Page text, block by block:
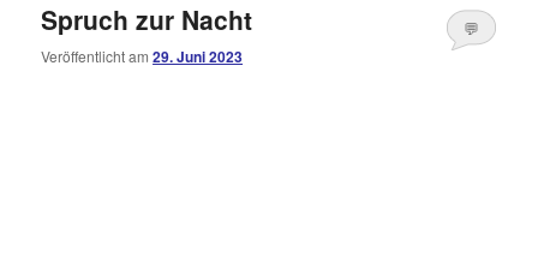
Spruch zur Nacht
Veröffentlicht am29. Juni 2023
💬